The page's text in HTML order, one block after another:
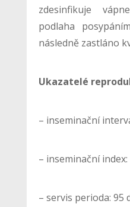
zdesinfikuje
podlaha
následně zastláno
Ukazatelé
– inseminační
– inseminační index:
– servis perioda: 95